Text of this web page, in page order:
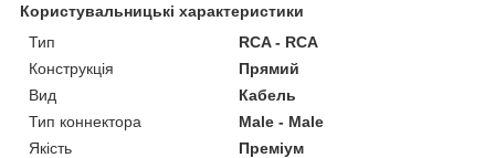
Користувальницькі характеристики
Тип
RCA - RCA
Конструкція
Прямий
Вид
Кабель
Тип коннектора
Male - Male
Якість
Преміум